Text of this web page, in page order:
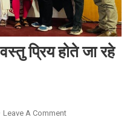
प्रिय होते जा रहे
Leave A CommentOn